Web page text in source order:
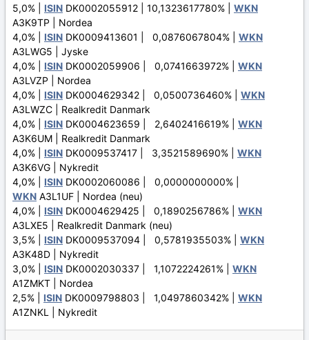
5,0% | ISIN DK0002055912 | 10,1323617780% | WKN
A3K9TP | Nordea
4,0% | ISIN DK0009413601 | 0,0876067804% | WKN
A3LWG5 | Jyske
4,0% | ISIN DK0002059906 | 0,0741663972% | WKN
A3LVZP | Nordea
4,0% | ISIN DK0004629342 | 0,0500736460% | WKN
A3LWZC | Realkredit Danmark
4,0% | ISIN DK0004623659 | 2,6402416619% | WKN
A3K6UM | Realkredit Danmark
4,0% | ISIN DK0009537417 | 3,3521589690% | WKN
A3K6VG | Nykredit
4,0% | ISIN DK0002060086 | 0,0000000000% |
WKN A3L1UF | Nordea (neu)
4,0% | ISIN DK0004629425 | 0,1890256786% | WKN
A3LXE5 | Realkredit Danmark (neu)
3,5% | ISIN DK0009537094 | 0,5781935503% | WKN
A3K48D | Nykredit
3,0% | ISIN DK0002030337 | 1,1072224261% | WKN
A1ZMKT | Nordea
2,5% | ISIN DK0009798803 | 1,0497860342% | WKN
A1ZNKL | Nykredit